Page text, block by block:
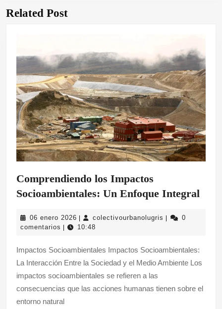
entradas
Entrada
Related Post
Comprendiendo los Impactos
Socioambientales: Un Enfoque Integral
06 enero 2026 06
enero
| colectivourbanolugris |
0
comentarios | 10:48
Impactos Socioambientales Impactos Socioambientales:
La Interacción Entre la Sociedad y el Medio Ambiente Los
impactos socioambientales se refieren a las
consecuencias que las acciones humanas tienen sobre el
entorno natural